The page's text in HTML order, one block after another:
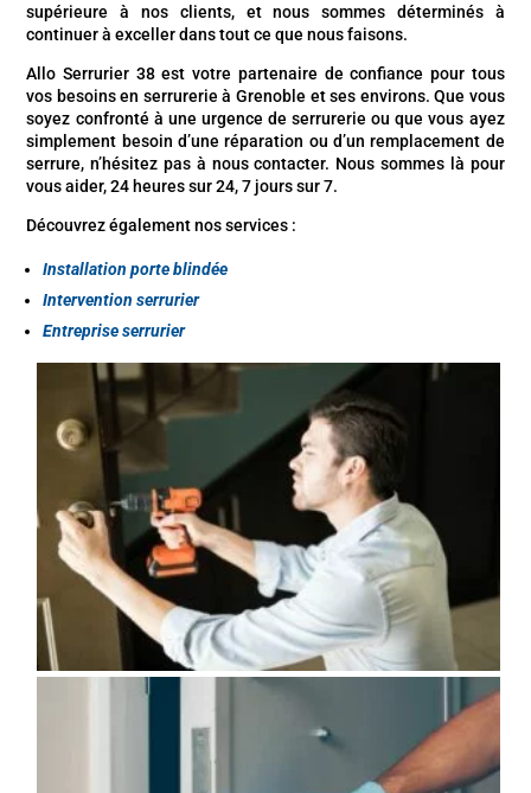
supérieure à nos clients, et nous sommes déterminés à
continuer à exceller dans tout ce que nous faisons.
Allo Serrurier 38 est votre partenaire de confiance pour tous
vos besoins en serrurerie à Grenoble et ses environs. Que vous
soyez confronté à une urgence de serrurerie ou que vous ayez
simplement besoin d’une réparation ou d’un remplacement de
serrure, n’hésitez pas à nous contacter. Nous sommes là pour
vous aider, 24 heures sur 24, 7 jours sur 7.
Découvrez également nos services :
Installation porte blindée
Intervention serrurier
Entreprise serrurier